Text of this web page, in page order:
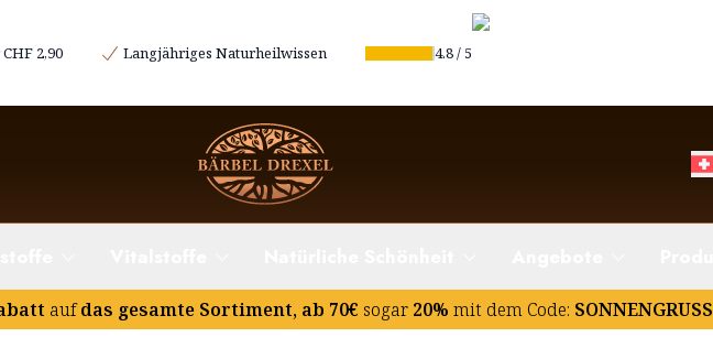
2,90 Langjähriges Naturheilwissen 4.8/5
aufdas gesamte Sortiment, ab 70€ sogar 20% mit dem Code: SONNENGRUSS